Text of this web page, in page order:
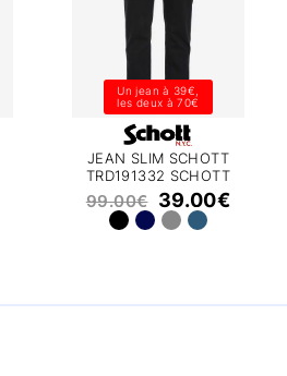
Un jean à 39€,
les deux à 70€
JEAN SLIM SCHOTT
TRD191332 SCHOTT
99.00€ 39.00€